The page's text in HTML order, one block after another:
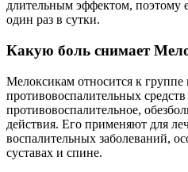
длительным эффектом, поэтому
один раз в сутки.
Какую боль снимает
Мелоксикам относится к группе
противовоспалительных
противовоспалительное,
действия. Его применяют для
воспалительных заболеваний,
суставах и спине.